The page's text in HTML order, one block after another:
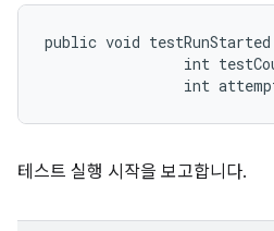
public void
int
int
테스트 실행 시작을 보고합니다.